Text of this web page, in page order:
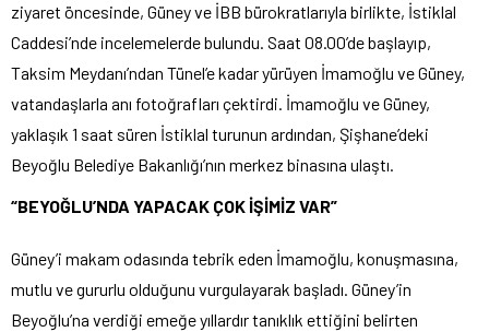
ziyaret öncesinde, Güney ve İBB bürokratlarıyla birlikte, İstiklal
Caddesi’nde incelemelerde bulundu. Saat 08.00’de başlayıp,
Taksim Meydanı’ndan Tünel’e kadar yürüyen İmamoğlu ve Güney,
vatandaşlarla anı fotoğrafları çektirdi. İmamoğlu ve Güney,
yaklaşık 1 saat süren İstiklal turunun ardından, Şişhane’deki
Beyoğlu Belediye Bakanlığı’nın merkez binasına ulaştı.
“BEYOĞLU’NDA YAPACAK ÇOK İŞİMİZ VAR”
Güney’i makam odasında tebrik eden İmamoğlu, konuşmasına,
mutlu ve gururlu olduğunu vurgulayarak başladı. Güney’in
Beyoğlu’na verdiği emeğe yıllardır tanıklık ettiğini belirten